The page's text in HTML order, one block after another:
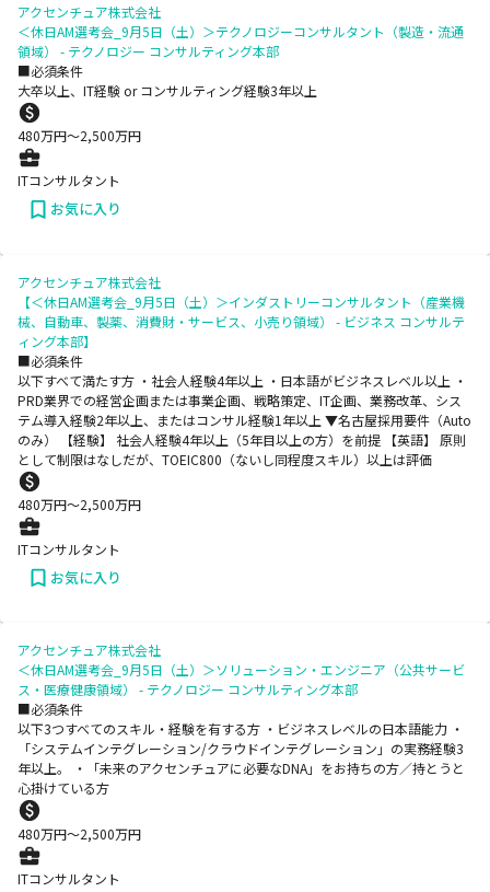
アクセンチュア株式会社
＜休日AM選考会_9月5日（土）＞テクノロジーコンサルタント（製造・流通
領域） - テクノロジー コンサルティング本部
■必須条件
大卒以上、IT経験 or コンサルティング経験3年以上
480万円〜2,500万円
ITコンサルタント
お気に入り
アクセンチュア株式会社
【＜休日AM選考会_9月5日（土）＞インダストリーコンサルタント（産業機
械、自動車、製薬、消費財・サービス、小売り領域） - ビジネス コンサルテ
ィング本部】
■必須条件
以下すべて満たす方 ・社会人経験4年以上 ・日本語がビジネスレベル以上 ・
PRD業界での経営企画または事業企画、戦略策定、IT企画、業務改革、シス
テム導入経験2年以上、またはコンサル経験1年以上 ▼名古屋採用要件（Auto
のみ） 【経験】 社会人経験4年以上（5年目以上の方）を前提 【英語】 原則
として制限はなしだが、TOEIC800（ないし同程度スキル）以上は評価
480万円〜2,500万円
ITコンサルタント
お気に入り
アクセンチュア株式会社
＜休日AM選考会_9月5日（土）＞ソリューション・エンジニア（公共サービ
ス・医療健康領域） - テクノロジー コンサルティング本部
■必須条件
以下3つすべてのスキル・経験を有する方 ・ビジネスレベルの日本語能力 ・
「システムインテグレーション/クラウドインテグレーション」の実務経験3
年以上。 ・「未来のアクセンチュアに必要なDNA」をお持ちの方／持とうと
心掛けている方
480万円〜2,500万円
ITコンサルタント